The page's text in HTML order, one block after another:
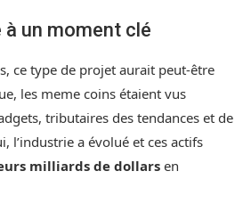
un moment clé
ce type de projet aurait peut-être
les meme coins étaient vus
tributaires des tendances et de
l’industrie a évolué et ces actifs
milliards de dollars en